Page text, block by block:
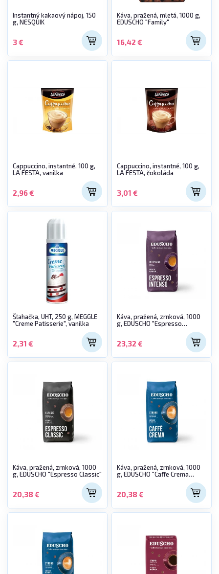
Instantný kakaový nápoj, 150
g, NESQUIK
3 €
Káva, pražená, mletá, 1000 g,
EDUSCHO "Family"
16,42 €
Cappuccino, instantné, 100 g,
LA FESTA, vanilka
2,96 €
Cappuccino, instantné, 100 g,
LA FESTA, čokoláda
3,01 €
Šľahačka, UHT, 250 g, MEGGLE
"Creme Patisserie", vanilka
2,31 €
Káva, pražená, zrnková, 1000
g, EDUSCHO "Espresso
23,32 €
Káva, pražená, zrnková, 1000
g, EDUSCHO "Espresso Classic"
20,38 €
Káva, pražená, zrnková, 1000
g, EDUSCHO "Caffe Crema
20,38 €